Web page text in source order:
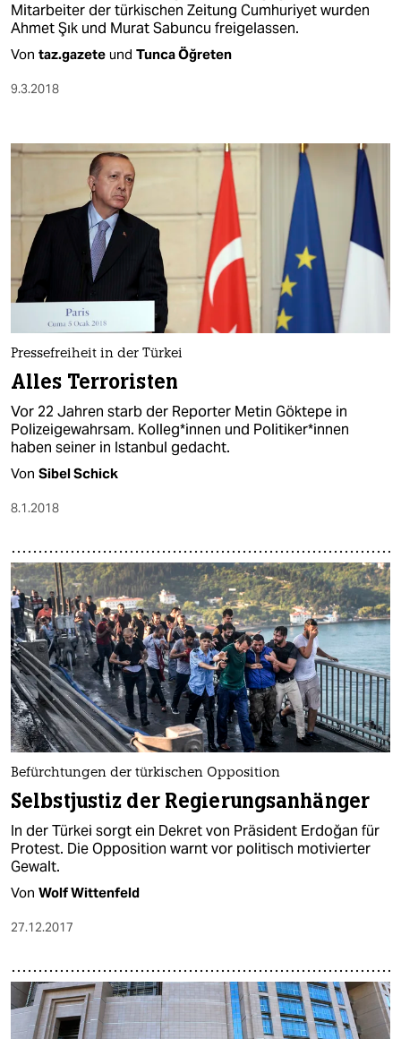
Mitarbeiter der türkischen Zeitung Cumhuriyet wurden
Ahmet Şık und Murat Sabuncu freigelassen.
Von taz.gazete und Tunca Öğreten
9.3.2018
Pressefreiheit in der Türkei
Alles Terroristen
Vor 22 Jahren starb der Reporter Metin Göktepe in
Polizeigewahrsam. Kolleg*innen und Politiker*innen
haben seiner in Istanbul gedacht.
Von Sibel Schick
8.1.2018
Befürchtungen der türkischen Opposition
Selbstjustiz der Regierungsanhänger
In der Türkei sorgt ein Dekret von Präsident Erdoğan für
Protest. Die Opposition warnt vor politisch motivierter
Gewalt.
Von Wolf Wittenfeld
27.12.2017